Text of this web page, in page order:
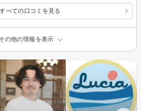
すべての口コミを見る
の他の情報を表示